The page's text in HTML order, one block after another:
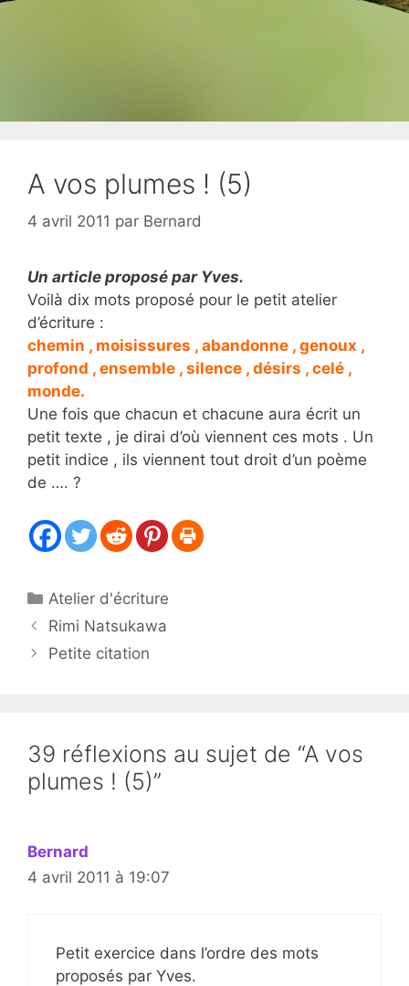
A vos plumes ! (5)
4 avril 2011 par Bernard
Un article proposé par Yves.
Voilà dix mots proposé pour le petit atelier
d’écriture :
chemin , moisissures , abandonne , genoux ,
profond , ensemble , silence , désirs , celé ,
monde.
Une fois que chacun et chacune aura écrit un
petit texte , je dirai d’où viennent ces mots . Un
petit indice , ils viennent tout droit d’un poème
de …. ?
Catégories
Atelier d'écriture
Rimi Natsukawa
Petite citation
39 réflexions au sujet de “A vos
plumes ! (5)”
Bernard
4 avril 2011 à 19:07
Petit exercice dans l’ordre des mots
proposés par Yves.